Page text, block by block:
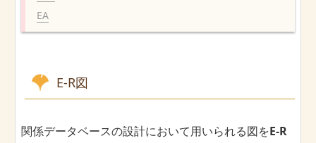
EA
E-R図
関係データベースの設計において用いられる図をE-R